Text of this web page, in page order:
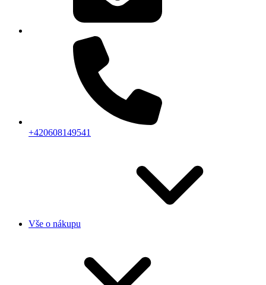
+420608149541
Vše o nákupu